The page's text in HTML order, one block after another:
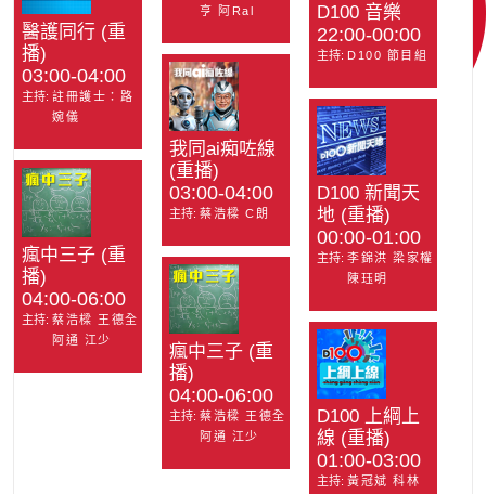
醫護同行 (重
播)
03:00-04:00
主持: 註冊護士：路
婉儀
瘋中三子 (重
播)
04:00-06:00
主持: 蔡浩樑 王德全
阿通 江少
亨 阿Ral
我同ai痴咗線
(重播)
03:00-04:00
主持: 蔡浩樑 C朗
瘋中三子 (重
播)
04:00-06:00
主持: 蔡浩樑 王德全
阿通 江少
D100 音樂
22:00-00:00
主持: D100 節目組
D100 新聞天
地 (重播)
00:00-01:00
主持: 李錦洪 梁家權
陳珏明
D100 上綱上
線 (重播)
01:00-03:00
主持: 黃冠斌 科林